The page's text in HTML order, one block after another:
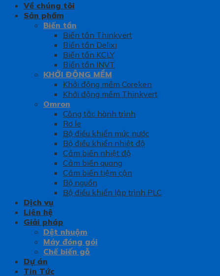
Về chúng tôi
Sản phẩm
Biến tần
Biến tần Thinkvert
Biến tần Delixi
Biến tần KCLY
Biến tần INVT
KHỞI ĐỘNG MỀM
Khởi động mềm Coreken
Khởi động mềm Thinkvert
Omron
Công tắc hành trình
Rơ le
Bộ điều khiển mức nước
Bộ điều khiển nhiệt độ
Cảm biến nhiệt độ
Cảm biến quang
Cảm biến tiệm cận
Bộ nguồn
Bộ điều khiển lập trình PLC
Dịch vụ
Liên hệ
Giải pháp
Dệt nhuộm
Máy đóng gói
Chế biến gỗ
Dự án
Tin Tức